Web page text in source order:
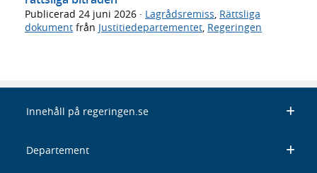
Publicerad 24 juni 2026 · Lagrådsremiss Rättsliga
dokument från Justitiedepartementet Regeringen
Innehåll på regeringen.se
Departement